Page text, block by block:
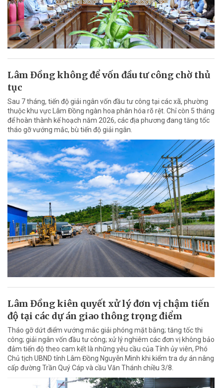
Lâm Đồng không để vốn đầu tư công chờ thủ
tục
Sau 7 tháng, tiến độ giải ngân vốn đầu tư công tại các xã, phường
thuộc khu vực Lâm Đồng ngàn hoa phân hóa rõ rệt. Chỉ còn 5 tháng
để hoàn thành kế hoạch năm 2026, các địa phương đang tăng tốc
tháo gỡ vướng mắc, bù tiến độ giải ngân.
Lâm Đồng kiên quyết xử lý đơn vị chậm tiến
độ tại các dự án giao thông trọng điểm
Tháo gỡ dứt điểm vướng mắc giải phóng mặt bằng; tăng tốc thi
công; giải ngân vốn đầu tư công; xử lý nghiêm các đơn vị không bảo
đảm tiến độ theo cam kết là những yêu cầu của Tỉnh ủy viên, Phó
Chủ tịch UBND tỉnh Lâm Đồng Nguyễn Minh khi kiểm tra dự án nâng
cấp đường Trần Quý Cáp và cầu Văn Thánh chiều 3/8.